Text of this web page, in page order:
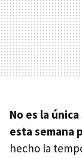
No es la
esta semana
hecho la